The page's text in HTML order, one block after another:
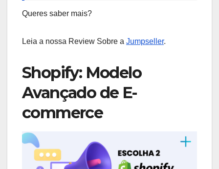
Queres saber mais?
Leia a nossa Review Sobre a Jumpseller.
Shopify: Modelo
Avançado de E-
commerce